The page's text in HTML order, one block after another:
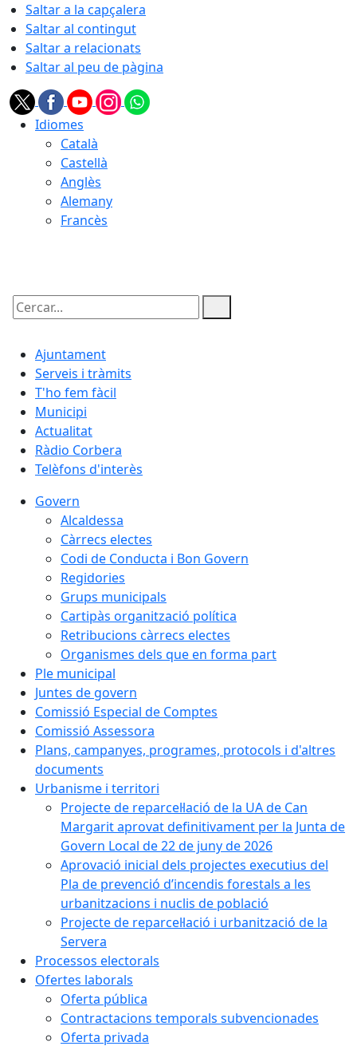
Saltar a la capçalera
Saltar al contingut
Saltar a relacionats
Saltar al peu de pàgina
Idiomes
Català
Castellà
Anglès
Alemany
Francès
Cercar:
Ajuntament
Serveis i tràmits
T'ho fem fàcil
Municipi
Actualitat
Ràdio Corbera
Telèfons d'interès
Govern
Alcaldessa
Càrrecs electes
Codi de Conducta i Bon Govern
Regidories
Grups municipals
Cartipàs organització política
Retribucions càrrecs electes
Organismes dels que en forma part
Ple municipal
Juntes de govern
Comissió Especial de Comptes
Comissió Assessora
Plans, campanyes, programes, protocols i d'altres
documents
Urbanisme i territori
Projecte de reparcel·lació de la UA de Can
Margarit aprovat definitivament per la Junta de
Govern Local de 22 de juny de 2026
Aprovació inicial dels projectes executius del
Pla de prevenció d’incendis forestals a les
urbanitzacions i nuclis de població
Projecte de reparcel·lació i urbanització de la
Servera
Processos electorals
Ofertes laborals
Oferta pública
Contractacions temporals subvencionades
Oferta privada